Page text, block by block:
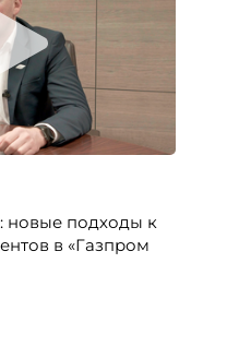
новые подходы к
в «Газпром